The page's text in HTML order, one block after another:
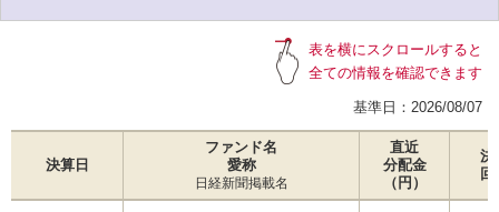
表を横にスクロールすると
全ての情報を確認できます
基準日： 2026/08/07
決算日
ファンド名
愛称
日経新聞掲載名
直近
分配金
（円）
決
回